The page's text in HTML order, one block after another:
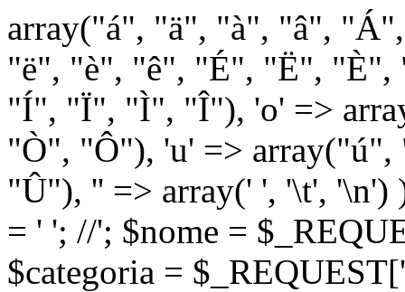
array("á", "ä", "à", "â",
"ë", "è", "ê", "É", "Ë",
"Í", "Ï", "Ì", "Î"), 'o' =>
"Ò", "Ô"), 'u' =>
"Û"), '' => array(' ', '\t',
= ' '; //'; $nome =
$categoria =